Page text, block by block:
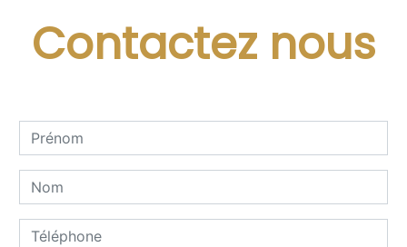
Contactez nous